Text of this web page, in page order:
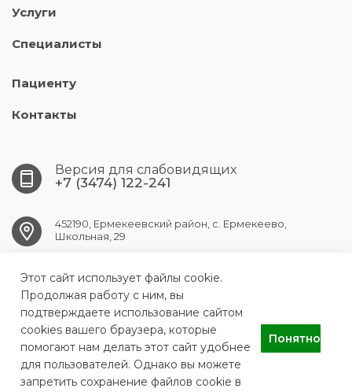
Услуги
Специалисты
Пациенту
Контакты
Версия для слабовидящих
+7 (3474) 122-241
452190, Ермекеевский район, с. Ермекеево,
Школьная, 29
ermekeev.crb@doctorrb.ru
ГБУЗ РБ Ермекеевская ЦРБ
Этот сайт использует файлы cookie.
Продолжая работу с ним, вы
подтверждаете использование сайтом
cookies вашего браузера, которые
помогают нам делать этот сайт удобнее
для пользователей. Однако вы можете
запретить сохранение файлов cookie в
Понятно